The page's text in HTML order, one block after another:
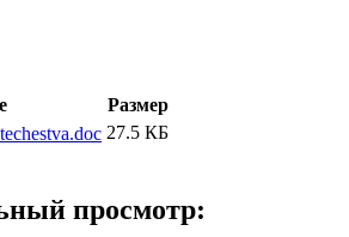
Размер
27.5 КБ
просмотр: